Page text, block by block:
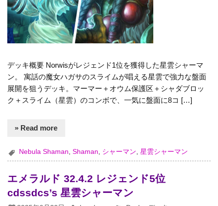
デッキ概要 Norwisがレジェンド1位を獲得した星雲シャーマ
ン。 寓話の魔女ハガサのスライムが唱える星雲で強力な盤面
展開を狙うデッキ。マーマー＋オウム保護区＋シャダブロッ
ク＋スライム（星雲）のコンボで、一気に盤面に8コ […]
» Read more
Nebula Shaman,Shaman, シャーマン,星雲シャーマン
エメラルド 32.4.2 レジェンド5位
cdssdcs’s 星雲シャーマン